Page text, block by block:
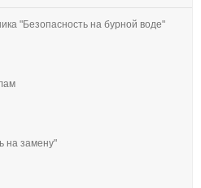
"Безопасность на бурной воде"
на замену"